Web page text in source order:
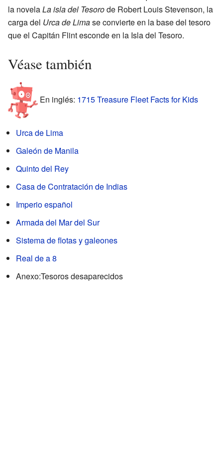
la novelaLa isla del Tesorode Robert Louis Stevenson, la
carga del Urca de Limase convierte en la base del tesoro
que el Capitán Flint esconde en la Isla del Tesoro.
Véase también
En inglés: 1715 Treasure Fleet Facts for Kids
Urca de Lima
Galeón de Manila
Quinto del Rey
Casa de Contratación de Indias
Imperio español
Armada del Mar del Sur
Sistema de flotas y galeones
Real de a 8
Anexo:Tesoros desaparecidos